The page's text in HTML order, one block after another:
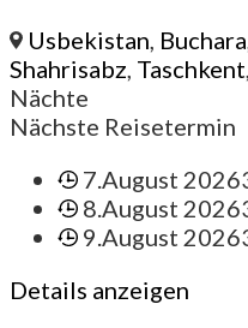
Usbekistan, Buchara
Shahrisabz, Taschkent,
Nächte
Nächste Reisetermin
7.August 2026
8.August 2026
9.August 2026
Details anzeigen